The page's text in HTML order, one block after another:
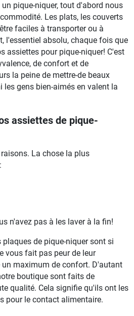
pique-niquer, tout d'abord nous
Les plats, les couverts
faciles à transporter ou à
l'essentiel absolu, chaque fois que
assiettes pour pique-niquer! C'est
de confort et de
la peine de mettre-de beaux
gens bien-aimés en valent la
assiettes de pique-
raisons. La chose la plus
n'avez pas à les laver à la fin!
plaques de pique-niquer sont si
vous fait pas peur de leur
maximum de confort. D'autant
boutique sont faits de
qualité. Cela signifie qu'ils ont les
pour le contact alimentaire.